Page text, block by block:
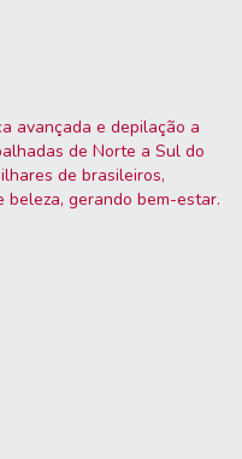
avançada e depilação a
de Norte a Sul do
de brasileiros,
beleza, gerando bem-estar.